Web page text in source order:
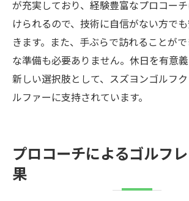
が充実しており、経験豊富なプロコー
けられるので、技術に自信がない方で
きます。また、手ぶらで訪れることが
な準備も必要ありません。休日を有意
新しい選択肢として、スズヨンゴルフ
ルファーに支持されています。
プロコーチによるゴルフ
果